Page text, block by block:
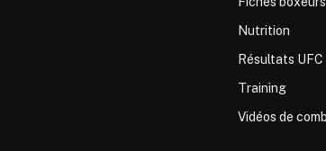
Nutrition
Résultats UFC
Training
Vidéos de